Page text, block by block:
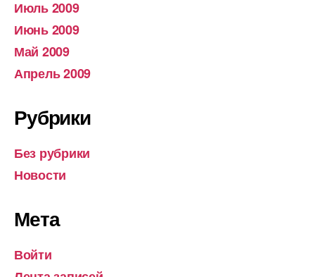
Июль 2009
Июнь 2009
Май 2009
Апрель 2009
Рубрики
Без рубрики
Новости
Мета
Войти